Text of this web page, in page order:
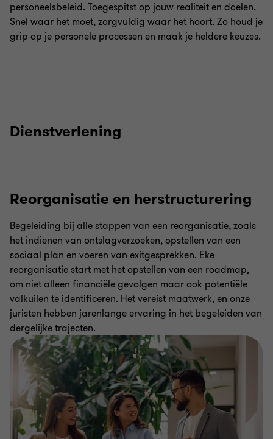
personeelsbeleid. Toegespitst op jouw realiteit en doelen.
Snel waar het moet, zorgvuldig waar het hoort. Zo houd je
grip op je personele processen en maak je heldere keuzes.
Dienstverlening
Reorganisatie en herstructurering
Begeleiding bij alle stappen van een reorganisatie, zoals
het indienen van ontslagverzoeken, opstellen van een
sociaal plan en voeren van exitgesprekken. Eke
reorganisatie start met het opstellen van een roadmap,
om niet alleen financiële gevolgen maar ook potentiële
valkuilen te identificeren. Het vereist maatwerk, en onze
juristen hebben jarenlange ervaring in het begeleiden van
dergelijke trajecten.